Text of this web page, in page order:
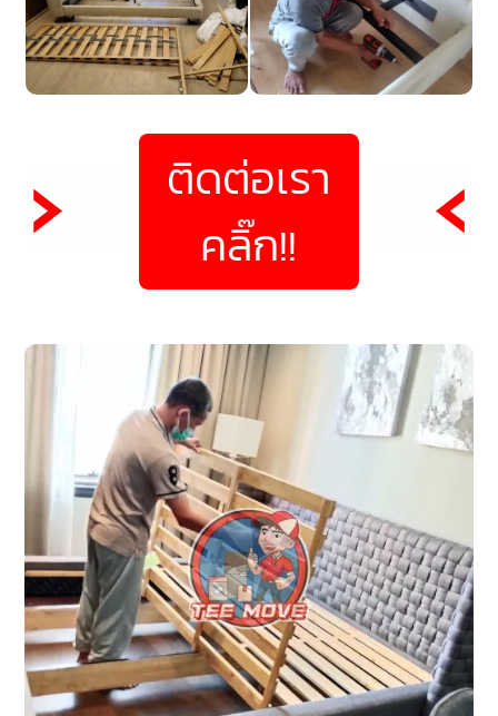
ติดต่อเรา
คลิ๊ก!!